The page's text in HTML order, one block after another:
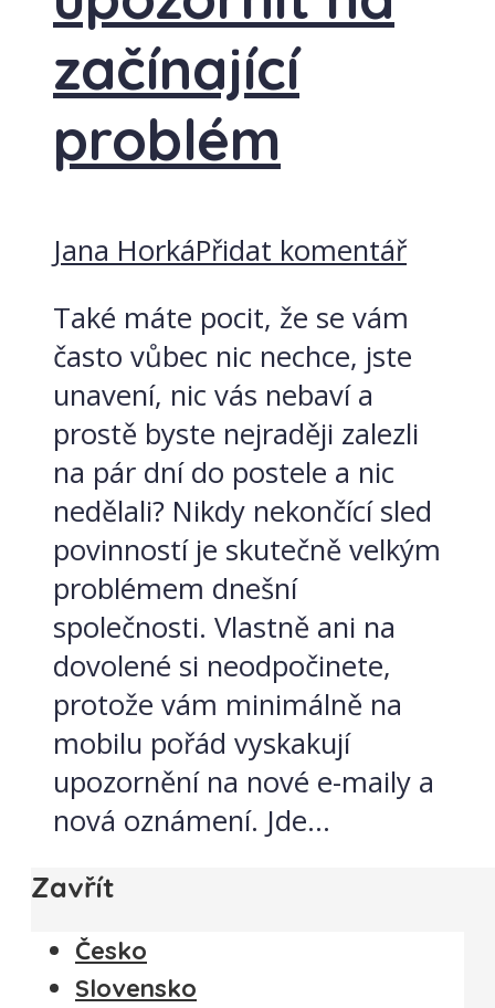
začínající
problém
Jana HorkáPřidat komentář
Také máte pocit, že se vám
často vůbec nic nechce, jste
unavení, nic vás nebaví a
prostě byste nejraději zalezli
na pár dní do postele a nic
nedělali? Nikdy nekončící sled
povinností je skutečně velkým
problémem dnešní
společnosti. Vlastně ani na
dovolené si neodpočinete,
protože vám minimálně na
mobilu pořád vyskakují
upozornění na nové e-maily a
nová oznámení. Jde...
Zavřít
Česko
Slovensko